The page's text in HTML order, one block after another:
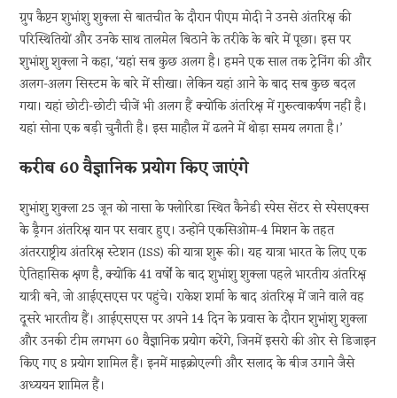
ग्रुप कैप्टन शुभांशु शुक्ला से बातचीत के दौरान पीएम मोदी ने उनसे अंतरिक्ष की
परिस्थितियों और उनके साथ तालमेल बिठाने के तरीके के बारे में पूछा। इस पर
शुभांशु शुक्ला ने कहा, ‘यहां सब कुछ अलग है। हमने एक साल तक ट्रेनिंग की और
अलग-अलग सिस्टम के बारे में सीखा। लेकिन यहां आने के बाद सब कुछ बदल
गया। यहां छोटी-छोटी चीजें भी अलग हैं क्योंकि अंतरिक्ष में गुरुत्वाकर्षण नहीं है।
यहां सोना एक बड़ी चुनौती है। इस माहौल में ढलने में थोड़ा समय लगता है।’
करीब 60 वैज्ञानिक प्रयोग किए जाएंगे
शुभांशु शुक्ला 25 जून को नासा के फ्लोरिडा स्थित कैनेडी स्पेस सेंटर से स्पेसएक्स
के ड्रैगन अंतरिक्ष यान पर सवार हुए। उन्होंने एकसिओम-4 मिशन के तहत
अंतरराष्ट्रीय अंतरिक्ष स्टेशन (ISS) की यात्रा शुरू की। यह यात्रा भारत के लिए एक
ऐतिहासिक क्षण है, क्योंकि 41 वर्षों के बाद शुभांशु शुक्ला पहले भारतीय अंतरिक्ष
यात्री बने, जो आईएसएस पर पहुंचे। राकेश शर्मा के बाद अंतरिक्ष में जाने वाले वह
दूसरे भारतीय हैं। आईएसएस पर अपने 14 दिन के प्रवास के दौरान शुभांशु शुक्ला
और उनकी टीम लगभग 60 वैज्ञानिक प्रयोग करेंगे, जिनमें इसरो की ओर से डिजाइन
किए गए 8 प्रयोग शामिल हैं। इनमें माइक्रोएल्गी और सलाद के बीज उगाने जैसे
अध्ययन शामिल हैं।